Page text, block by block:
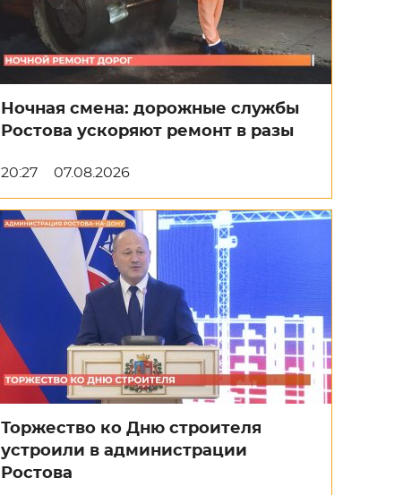
Ночная смена: дорожные службы
Ростова ускоряют ремонт в разы
20:27 07.08.2026
Торжество ко Дню строителя
устроили в администрации
Ростова